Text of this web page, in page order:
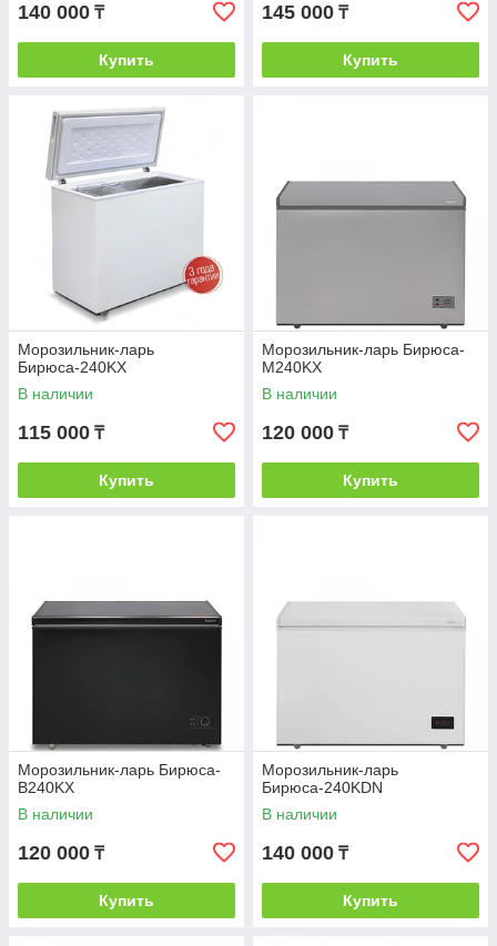
140 000 ₸
Купить
145 000 ₸
Купить
Морозильник-ларь
Бирюса-240KX
В наличии
115 000 ₸
Купить
Морозильник-ларь Бирюса-
M240KX
В наличии
120 000 ₸
Купить
Морозильник-ларь Бирюса-
B240KX
В наличии
120 000 ₸
Купить
Морозильник-ларь
Бирюса-240KDN
В наличии
140 000 ₸
Купить